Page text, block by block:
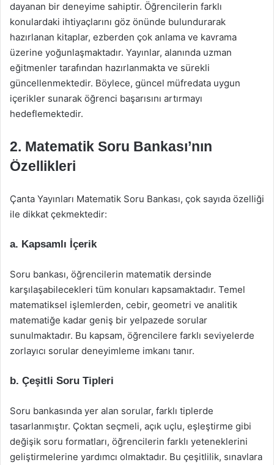
dayanan bir deneyime sahiptir. Öğrencilerin farklı
konulardaki ihtiyaçlarını göz önünde bulundurarak
hazırlanan kitaplar, ezberden çok anlama ve kavrama
üzerine yoğunlaşmaktadır. Yayınlar, alanında uzman
eğitmenler tarafından hazırlanmakta ve sürekli
güncellenmektedir. Böylece, güncel müfredata uygun
içerikler sunarak öğrenci başarısını artırmayı
hedeflemektedir.
2. Matematik Soru Bankası’nın
Özellikleri
Çanta Yayınları Matematik Soru Bankası, çok sayıda özelliği
ile dikkat çekmektedir:
a. Kapsamlı İçerik
Soru bankası, öğrencilerin matematik dersinde
karşılaşabilecekleri tüm konuları kapsamaktadır. Temel
matematiksel işlemlerden, cebir, geometri ve analitik
matematiğe kadar geniş bir yelpazede sorular
sunulmaktadır. Bu kapsam, öğrencilere farklı seviyelerde
zorlayıcı sorular deneyimleme imkanı tanır.
b. Çeşitli Soru Tipleri
Soru bankasında yer alan sorular, farklı tiplerde
tasarlanmıştır. Çoktan seçmeli, açık uçlu, eşleştirme gibi
değişik soru formatları, öğrencilerin farklı yeteneklerini
geliştirmelerine yardımcı olmaktadır. Bu çeşitlilik, sınavlara